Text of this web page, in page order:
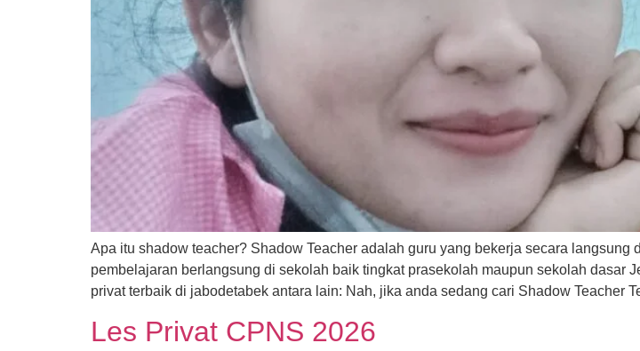
Apa itu shadow teacher? Shadow Teacher adalah guru yang bekerja secara
pembelajaran berlangsung di sekolah baik tingkat prasekolah maupun sekolah dasar
privat terbaik di jabodetabek antara lain: Nah, jika anda sedang cari Shadow Teacher
Les Privat CPNS 2026